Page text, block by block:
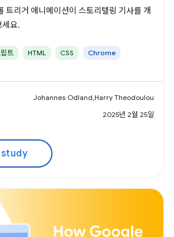
트리거 애니메이션이 스토리텔링 기사를 개
세요.
트 HTML CSS Chrome
Johannes Odland,Harry Theodoulou
2025년 2월 25일